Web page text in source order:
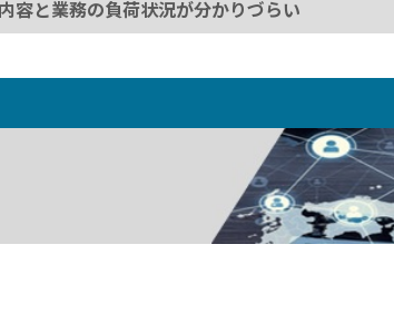
容と業務の負荷状況が分かりづらい